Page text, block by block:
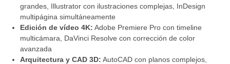
grandes, Illustrator con ilustraciones complejas, InDesign
multipágina simultáneamente
Edición de vídeo 4K: Adobe Premiere Pro con timeline
multicámara, DaVinci Resolve con corrección de color
avanzada
Arquitectura y CAD 3D: AutoCAD con planos complejos,